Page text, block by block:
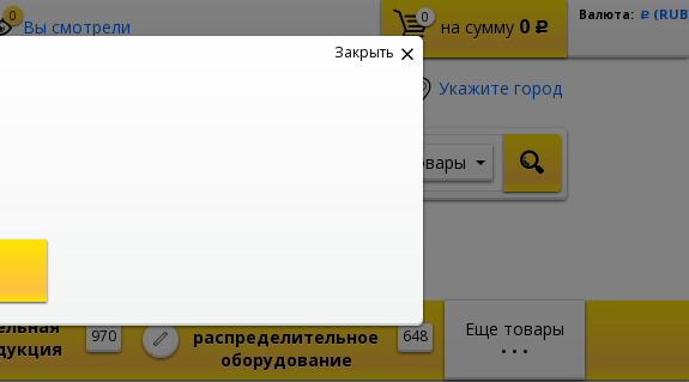
0 Вы смотрели 0 на сумму 0 Р
Валюта: Р
Укажите город
Товары
Еще товары
• • •
970 648
распределительное
оборудование
Закрыть